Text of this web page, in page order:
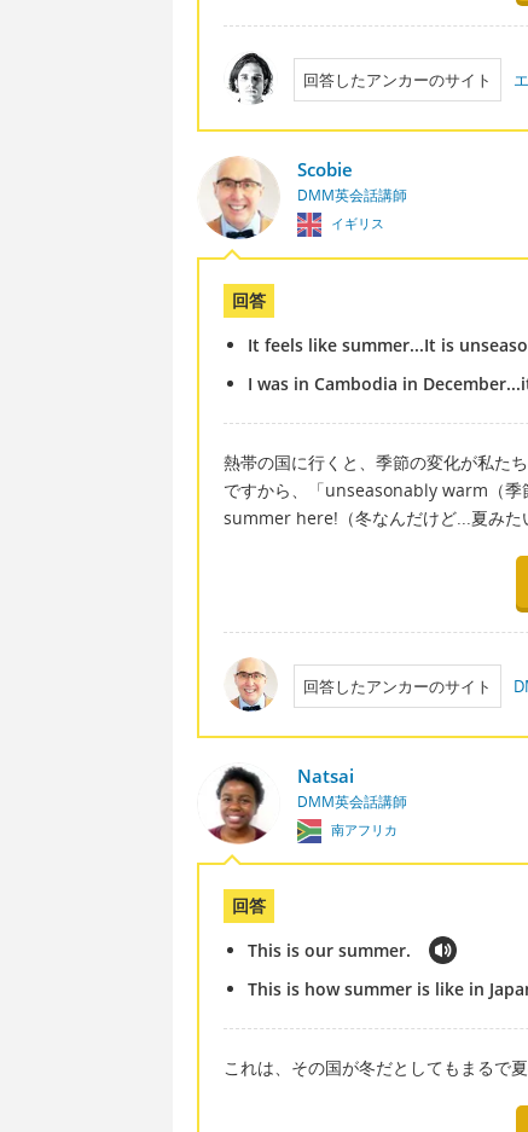
回答したアンカーのサイト
Scobie
DMM英会話講師
イギリス
回答
It feels like summer...It is
I was in Cambodia in
熱帯の国に行くと、季節の変化が私た
ですから、「unseasonably warm（
summer here!（冬なんだけど...夏みた
回答したアンカーのサイト
Natsai
DMM英会話講師
南アフリカ
回答
This is our summer.
This is how summer is like in
これは、その国が冬だとしてもまるで